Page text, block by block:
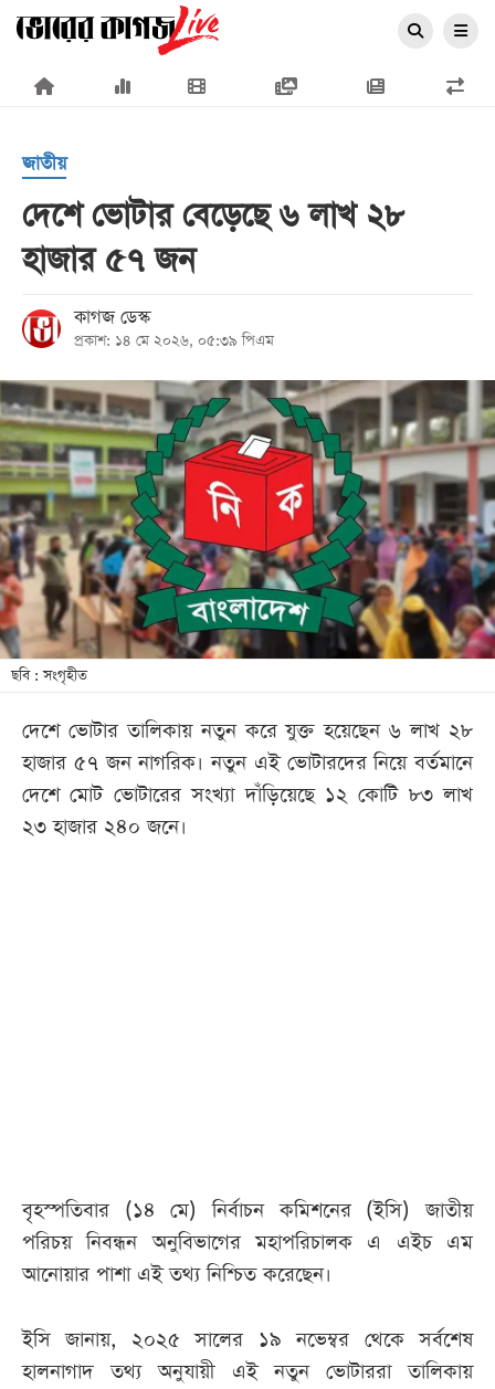
×
প্রচ্ছদ
জাতীয়
রাজনীতি
অর্থনীতি
আন্তর্জাতিক
সারাদেশ
খেলা
বিনোদন
লাইফ
স্টাইল
শিক্ষা
সব
বিভাগ
ছবি
জাতীয়
দেশে ভোটার বেড়েছে ৬ লাখ ২৮
হাজার ৫৭ জন
কাগজ ডেস্ক
প্রকাশ: ১৪ মে ২০২৬, ০৫:৩৯ পিএম
ছবি : সংগৃহীত
দেশে ভোটার তালিকায় নতুন করে যুক্ত হয়েছেন ৬ লাখ ২৮
হাজার ৫৭ জন নাগরিক। নতুন এই ভোটারদের নিয়ে বর্তমানে
দেশে মোট ভোটারের সংখ্যা দাঁড়িয়েছে ১২ কোটি ৮৩ লাখ
২৩ হাজার ২৪০ জনে।
বৃহস্পতিবার (১৪ মে) নির্বাচন কমিশনের (ইসি) জাতীয়
পরিচয় নিবন্ধন অনুবিভাগের মহাপরিচালক এ এইচ এম
আনোয়ার পাশা এই তথ্য নিশ্চিত করেছেন।
ইসি জানায়, ২০২৫ সালের ১৯ নভেম্বর থেকে সর্বশেষ
হালনাগাদ তথ্য অনুযায়ী এই নতুন ভোটাররা তালিকায়